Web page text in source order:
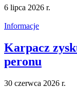
6 lipca 2026 r.
Informacje
Karpacz
peronu
30 czerwca 2026 r.